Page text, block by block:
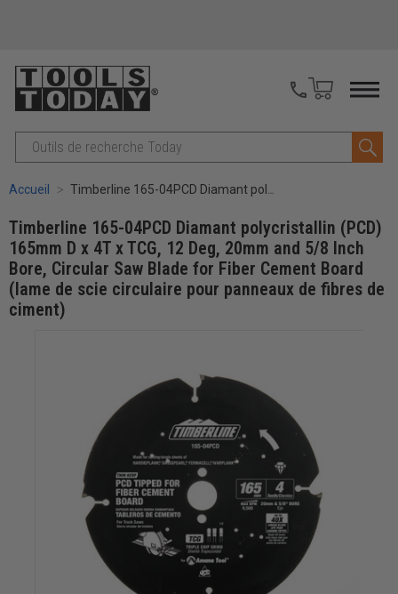
Recherche
Accueil Timberline 165-04PCD Diamant polycristallin (PCD) 165mm D x 4T x TCG, 12 Deg, 20mm and 5/8 Inch Bore, Circular Saw Blade for Fiber Cement Board (lame de scie circulaire pour panneaux de fibres de ciment)
Timberline 165-04PCD Diamant polycristallin (PCD)
165mm D x 4T x TCG, 12 Deg, 20mm and 5/8 Inch
Bore, Circular Saw Blade for Fiber Cement Board
(lame de scie circulaire pour panneaux de fibres de
ciment)